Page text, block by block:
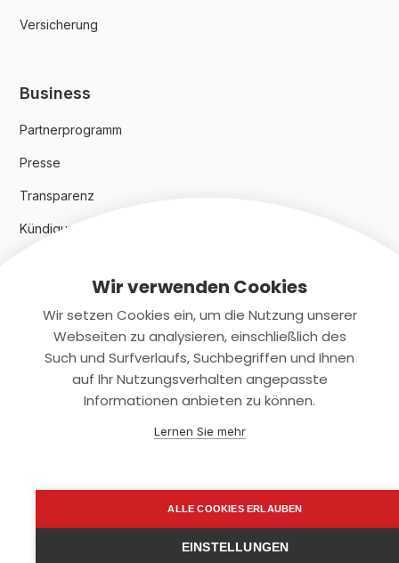
Versicherung
Business
Partnerprogramm
Presse
Transparenz
Kündigungsindex 2024
Rechtliches
Datenschutz
support@smartkuendigen.de
Wir verwenden Cookies
Wir setzen Cookies ein, um die Nutzung unserer
Webseiten zu analysieren, einschließlich des
Such und Surfverlaufs, Suchbegriffen und Ihnen
auf Ihr Nutzungsverhalten angepasste
Informationen anbieten zu können.
Lernen Sie mehr
ALLE COOKIES ERLAUBEN
EINSTELLUNGEN